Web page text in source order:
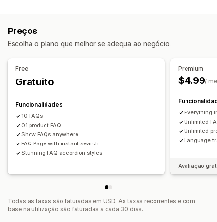
Acordeões
Página de FAQ
Reatividade móvel CSS personalizado
Páginas de gestão
Preços
Escolha o plano que melhor se adequa ao negócio.
Free
Gratuito
Funcionalidades
10 FAQs
01 product FAQ
Show FAQs anywhere
FAQ Page with instant search
Stunning FAQ accordion styles
Premium
$4.99/
Everything
Unlimited
Unlimited
Language
Avaliação
Todas as taxas são faturadas em USD. As taxas recorrentes e com
base na utilização são faturadas a cada 30 dias.